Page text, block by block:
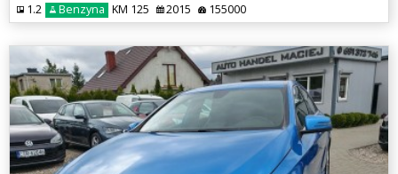
1.2 Benzyna KM 125 2015 155000